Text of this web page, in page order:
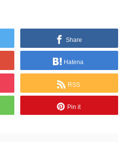
Share
Hatena
RSS
Pin it